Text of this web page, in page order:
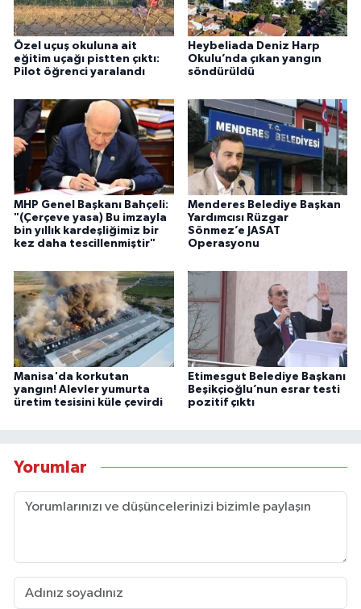
Özel uçuş okuluna ait
eğitim uçağı pistten çıktı:
Pilot öğrenci yaralandı
Heybeliada Deniz Harp
Okulu’nda çıkan yangın
söndürüldü
MHP Genel Başkanı Bahçeli:
"(Çerçeve yasa) Bu imzayla
bin yıllık kardeşliğimiz bir
kez daha tescillenmiştir"
Menderes Belediye Başkan
Yardımcısı Rüzgar
Sönmez’e JASAT
Operasyonu
Manisa'da korkutan
yangın! Alevler yumurta
üretim tesisini küle çevirdi
Etimesgut Belediye Başkanı
Beşikçioğlu’nun esrar testi
pozitif çıktı
Yorumlar